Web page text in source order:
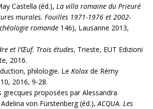
Castella (éd.), La villa romaine du Prieuré
murales. Fouilles 1971-1976 et 2002-
romande 146), Lausanne 2013,
et l’Œuf. Trois études, Trieste, EUT Edizioni
2016.
philologie. Le Kolax de Rémy
10, 2016, 9-28.
grecques proposées par Alessandra
von Fürstenberg (éd.),ACQUA. Les